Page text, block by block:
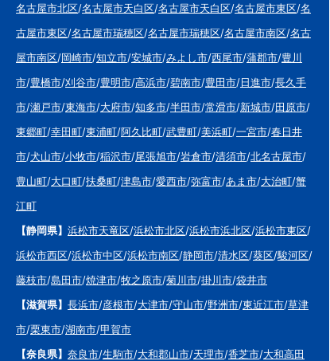
名古屋市北区/名古屋市天白区/名古屋市天白区/名古屋市東区/名
古屋市東区/名古屋市瑞穂区/名古屋市瑞穂区/名古屋市南区/名古
屋市南区/岡崎市/知立市/安城市/みよし市/西尾市/蒲郡市/豊川
市/豊橋市/刈谷市/豊明市/高浜市/碧南市/豊田市/日進市/長久手
市/瀬戸市/東海市/大府市/知多市/半田市/常滑市/新城市/田原市/
東郷町/幸田町/東浦町/阿久比町/武豊町/美浜町/一宮市/春日井
市/犬山市/小牧市/稲沢市/尾張旭市/岩倉市/清須市/北名古屋市/
豊山町/大口町/扶桑町/津島市/愛西市/弥富市/あま市/大治町/蟹
江町
【静岡県】 浜松市天竜区/浜松市北区/浜松市浜北区/浜松市東区/
浜松市西区/浜松市中区/浜松市南区/静岡市/清水区/葵区/駿河区/
藤枝市/島田市/焼津市/牧之原市/菊川市/掛川市/袋井市
【滋賀県】 長浜市/彦根市/大津市/守山市/野洲市/東近江市/草津
市/栗東市/湖南市/甲賀市
【奈良県】 奈良市/生駒市/大和郡山市/天理市/香芝市/大和高田